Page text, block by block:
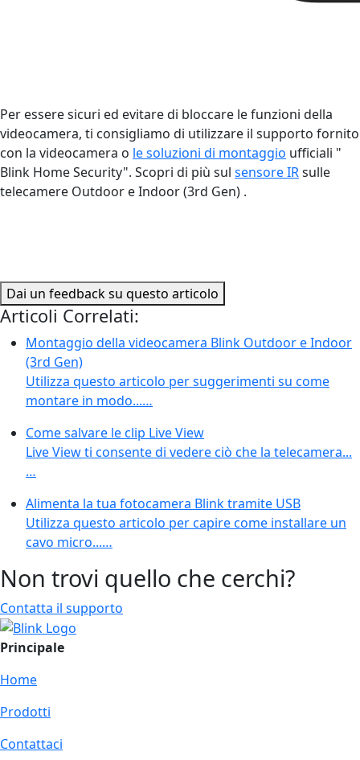
Per essere sicuri ed evitare di bloccare le funzioni della
videocamera, ti consigliamo di utilizzare il supporto fornito
con la videocamera o le soluzioni di montaggio ufficiali "
Blink Home Security". Scopri di più sul sensore IRsulle
telecamere Outdoor e Indoor (3rd Gen) .
Dai un feedback su questo articolo
Articoli Correlati:
Montaggio della videocamera Blink Outdoor e Indoor
(3rd Gen)
Utilizza questo articolo per suggerimenti su come
montare in modo...…
Come salvare le clip Live View
Live View ti consente di vedere ciò che la telecamera...
…
Alimenta la tua fotocamera Blink tramite USB
Utilizza questo articolo per capire come installare un
cavo micro...…
Non trovi quello che cerchi?
Contatta il supporto
Principale
Home
Prodotti
Contattaci